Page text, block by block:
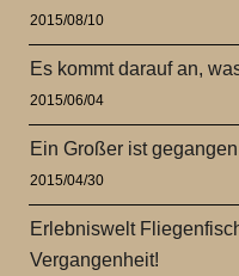
2015/08/10
Es kommt darauf an,
2015/06/04
Ein Großer ist
2015/04/30
Erlebniswelt
Vergangenheit!